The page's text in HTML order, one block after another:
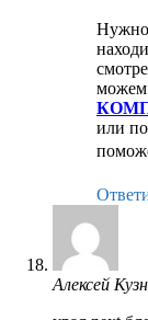
Нужно
можем
или
Алексей